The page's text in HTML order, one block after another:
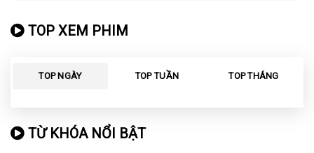
TOP XEM PHIM
TOP NGÀY TOP TUẦN TOP THÁNG
TỪ KHÓA NỔI BẬT